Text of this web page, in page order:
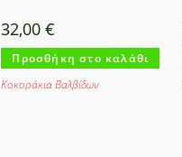
32,00€
Προσθήκη στο καλάθι
Κοκοράκια Βαλβίδων